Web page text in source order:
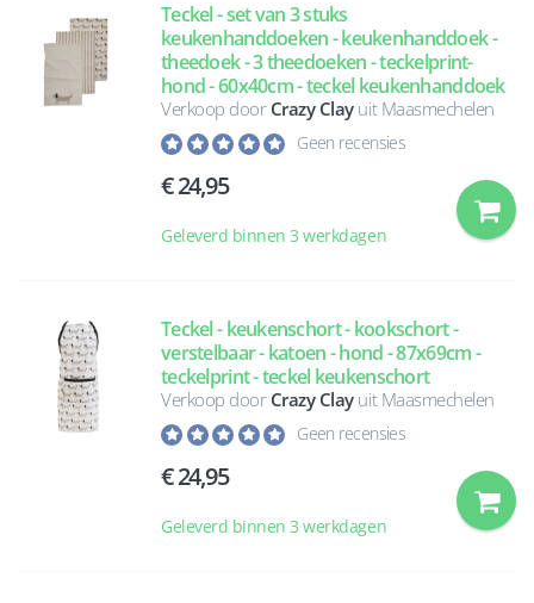
Teckel - set van 3 stuks
keukenhanddoeken - keukenhanddoek -
theedoek - 3 theedoeken - teckelprint-
hond - 60x40cm - teckel keukenhanddoek
Verkoop door Crazy Clayuit Maasmechelen
Geen recensies
24,95
Geleverd binnen 3 werkdagen
Teckel - keukenschort - kookschort -
verstelbaar - katoen - hond - 87x69cm -
teckelprint - teckel keukenschort
Verkoop door Crazy Clayuit Maasmechelen
Geen recensies
24,95
Geleverd binnen 3 werkdagen